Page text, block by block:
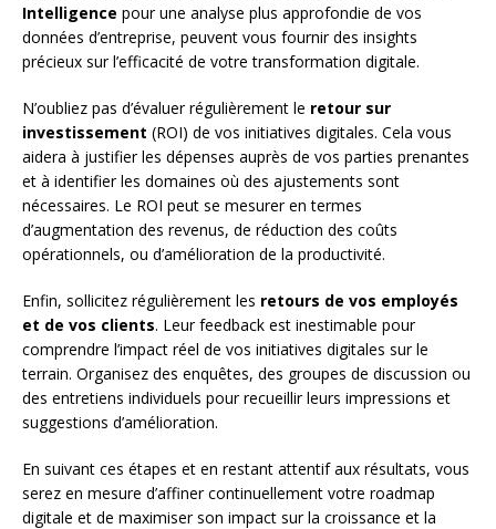
Intelligence pour une analyse plus approfondie de vos
données d’entreprise, peuvent vous fournir des insights
précieux sur l’efficacité de votre transformation digitale.
N’oubliez pas d’évaluer régulièrement le retour sur
investissement (ROI) de vos initiatives digitales. Cela vous
aidera à justifier les dépenses auprès de vos parties prenantes
et à identifier les domaines où des ajustements sont
nécessaires. Le ROI peut se mesurer en termes
d’augmentation des revenus, de réduction des coûts
opérationnels, ou d’amélioration de la productivité.
Enfin, sollicitez régulièrement les retours de vos employés
et de vos clients. Leur feedback est inestimable pour
comprendre l’impact réel de vos initiatives digitales sur le
terrain. Organisez des enquêtes, des groupes de discussion ou
des entretiens individuels pour recueillir leurs impressions et
suggestions d’amélioration.
En suivant ces étapes et en restant attentif aux résultats, vous
serez en mesure d’affiner continuellement votre roadmap
digitale et de maximiser son impact sur la croissance et la